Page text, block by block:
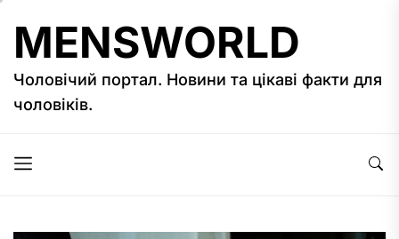
до
вмісту
MENSWORLD
Чоловічий портал. Новини та цікаві факти для
чоловіків.